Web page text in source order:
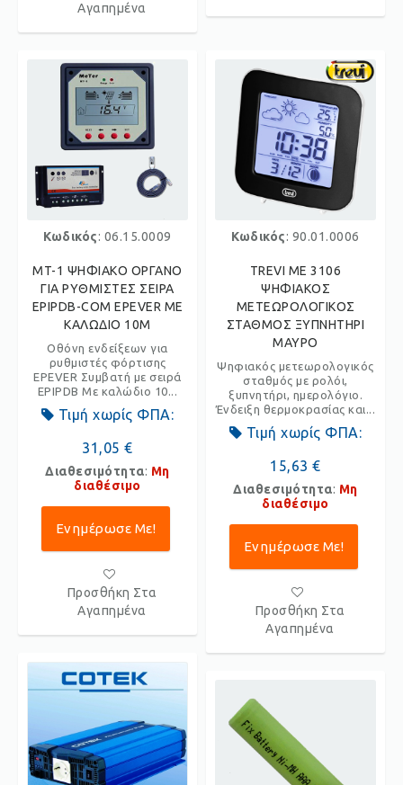
Αγαπημένα
Κωδικός: 06.15.0009
MT-1 ΨΗΦΙΑΚΟ ΟΡΓΑΝΟ
ΓΙΑ ΡΥΘΜΙΣΤΕΣ ΣΕΙΡΑ
EPIPDB-COM EPEVER ΜΕ
ΚΑΛΩΔΙΟ 10Μ
Οθόνη ενδείξεων για
ρυθμιστές φόρτισης
EPEVER Συμβατή με σειρά
EPIPDB Mε καλώδιο 10...
Τιμή χωρίς ΦΠΑ:
31,05 €
Διαθεσιμότητα: Μη
διαθέσιμο
Ενημέρωσε Με!
Προσθήκη Στα
Αγαπημένα
Κωδικός: 90.01.0006
TREVI ME 3106
ΨΗΦΙΑΚΟΣ
ΜΕΤΕΩΡΟΛΟΓΙΚΟΣ
ΣΤΑΘΜΟΣ ΞΥΠΝΗΤΗΡΙ
ΜΑΥΡΟ
Ψηφιακός μετεωρολογικός
σταθμός με ρολόι,
ξυπνητήρι, ημερολόγιο.
Ένδειξη θερμοκρασίας και...
Τιμή χωρίς ΦΠΑ:
15,63 €
Διαθεσιμότητα: Μη
διαθέσιμο
Ενημέρωσε Με!
Προσθήκη Στα
Αγαπημένα